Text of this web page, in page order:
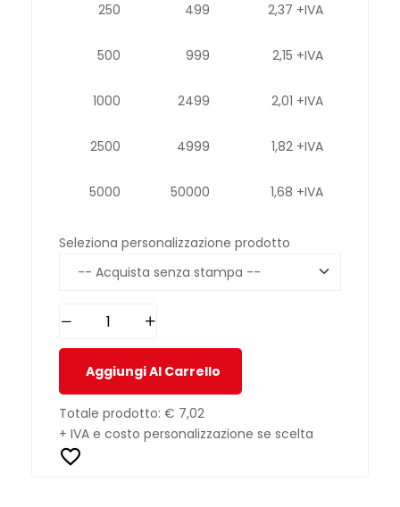
250 499 2,37 +IVA
500 999 2,15 +IVA
1000 2499 2,01 +IVA
2500 4999 1,82 +IVA
5000 50000 1,68 +IVA
Seleziona personalizzazione prodotto
Aggiungi Al Carrello
Totale prodotto: € 7,02
+ IVA e costo personalizzazione se scelta